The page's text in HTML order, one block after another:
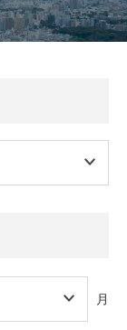
月